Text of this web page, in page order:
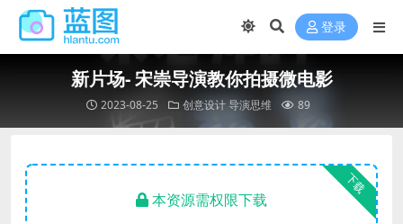
登录
新片场- 宋崇导演教你拍摄微电影
2023-08-25 创意设计 导演思维 89
下载
本资源需权限下载